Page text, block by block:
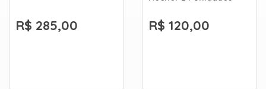
R$ 285,00 R$ 120,00